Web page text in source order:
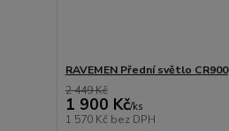
RAVEMEN Přední světlo CR900
2 449 Kč
1 900 Kč/ks
1 570 Kč bez DPH